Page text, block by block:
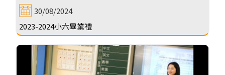
30/08/2024
2023-2024小六畢業禮